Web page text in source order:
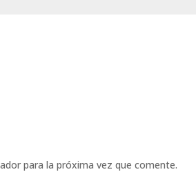
para la próxima vez que comente.